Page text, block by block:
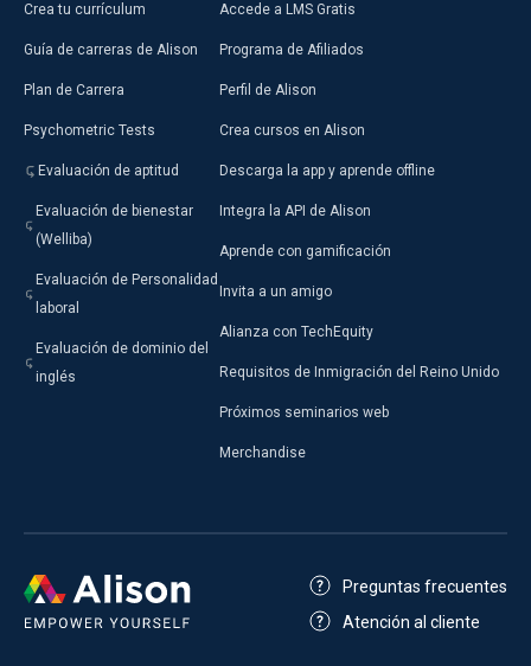
Crea tu currículum
Guía de carreras de Alison
Plan de Carrera
Psychometric Tests
Evaluación de aptitud
Evaluación de bienestar
(Welliba)
Evaluación de Personalidad
laboral
Evaluación de dominio del
inglés
Accede a LMS Gratis
Programa de Afiliados
Perfil de Alison
Crea cursos en Alison
Descarga la app y aprende offline
Integra la API de Alison
Aprende con gamificación
Invita a un amigo
Alianza con TechEquity
Requisitos de Inmigración del Reino Unido
Próximos seminarios web
Merchandise
Preguntas frecuentes
Atención al cliente